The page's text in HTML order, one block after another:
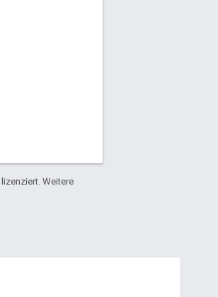
lizenziert. Weitere